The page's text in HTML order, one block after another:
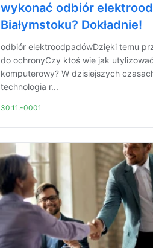
wykonać odbiór
Białymstoku? Dokładnie!
odbiór elektroodpadówDzięki temu
do ochronyCzy ktoś wie jak
komputerowy? W dzisiejszych
technologia r...
30.11.-0001